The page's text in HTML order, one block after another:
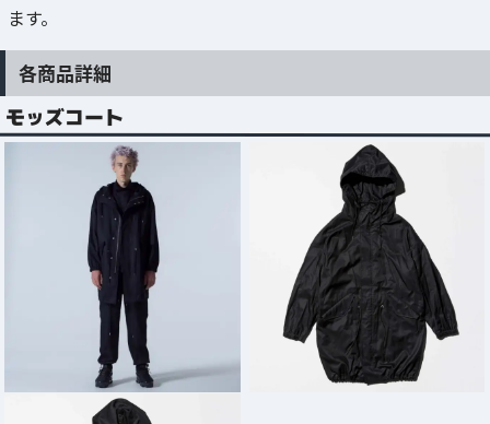
ます。
各商品詳細
モッズコート